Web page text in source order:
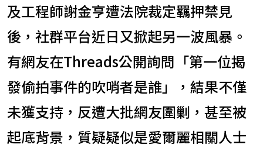
及工程師謝金亨遭法院裁定羈押禁見
後，社群平台近日又掀起另一波風暴。
有網友在Threads公開詢問「第一位揭
發偷拍事件的吹哨者是誰」，結果不僅
未獲支持，反遭大批網友圍剿，甚至被
起底背景，質疑疑似是愛爾麗相關人士